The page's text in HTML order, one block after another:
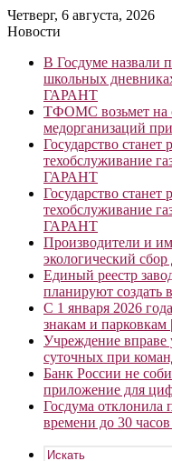
Четверг, 6 августа, 2026
Новости
В Госдуме назвали
школьных
ГАРАНТ
ТФОМС возьмет на
медорганизаций
Государство станет
техобслуживание
ГАРАНТ
Государство станет
техобслуживание
ГАРАНТ
Производители и
экологический
Единый реестр
планируют
С 1 января 2026
знакам и
Учреждение вправе
суточных при
Банк России не
приложение для
Госдума отклонила
времени до 30